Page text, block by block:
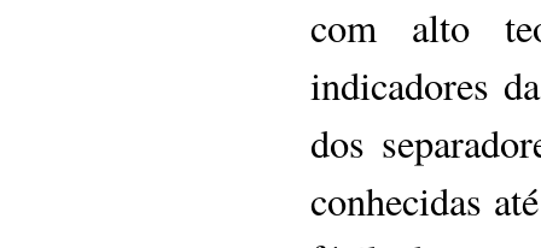
com alto
indicadores
dos
conhecidas